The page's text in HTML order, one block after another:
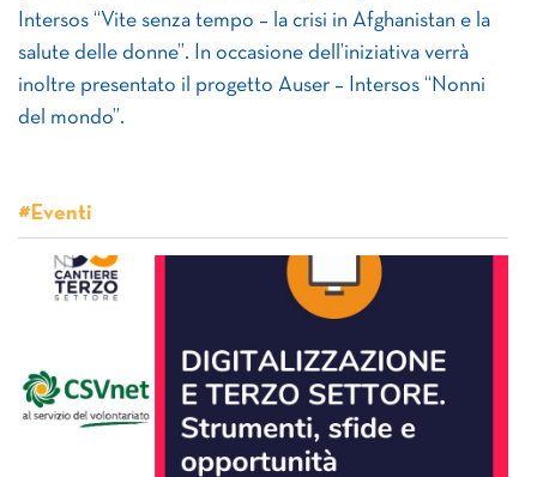
Intersos “Vite senza tempo – la crisi in Afghanistan e la
salute delle donne”. In occasione dell’iniziativa verrà
inoltre presentato il progetto Auser – Intersos “Nonni
del mondo”.
#Eventi